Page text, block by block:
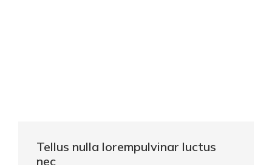
Tellus nulla lorempulvinar luctus
nec